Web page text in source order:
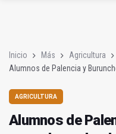
Inicio Más
Agricultura
Alumnos de Palencia y
AGRICULTURA
Alumnos de